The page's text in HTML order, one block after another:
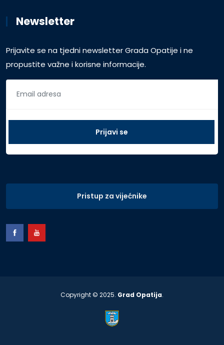
Newsletter
Prijavite se na tjedni newsletter Grada Opatije i ne
propustite važne i korisne informacije.
Pristup za vijećnike
Copyright © 2025. Grad Opatija.